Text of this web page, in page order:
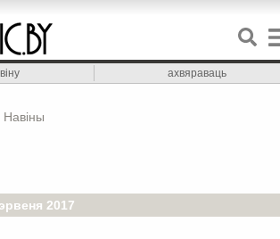
ахвяраваць
Навіны
2017